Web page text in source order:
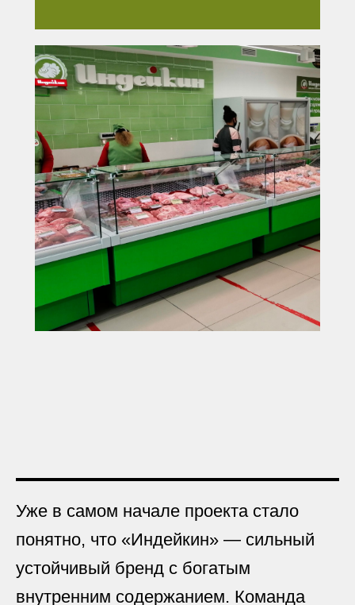
Уже в самом начале проекта стало
понятно, что «Индейкин» — сильный
устойчивый бренд с богатым
внутренним содержанием. Команда